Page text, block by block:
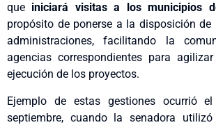
que iniciará visitas a los municipios
propósito de ponerse a la disposición
administraciones, facilitando la
agencias correspondientes para
ejecución de los proyectos.
Ejemplo de estas gestiones ocurrió
septiembre, cuando la senadora